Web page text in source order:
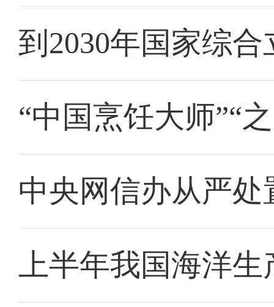
到2030年国家综
“中国烹饪大师”“
中央网信办从严
上半年我国海洋生